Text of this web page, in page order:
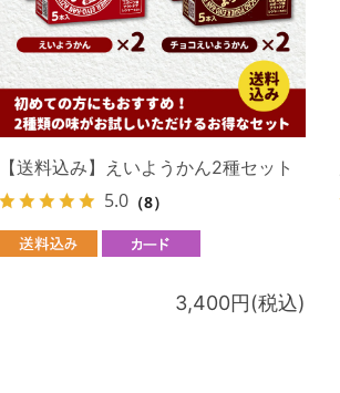
【送料込み】えいようかん2種セット
5.0 （8）
3,400円(税込)